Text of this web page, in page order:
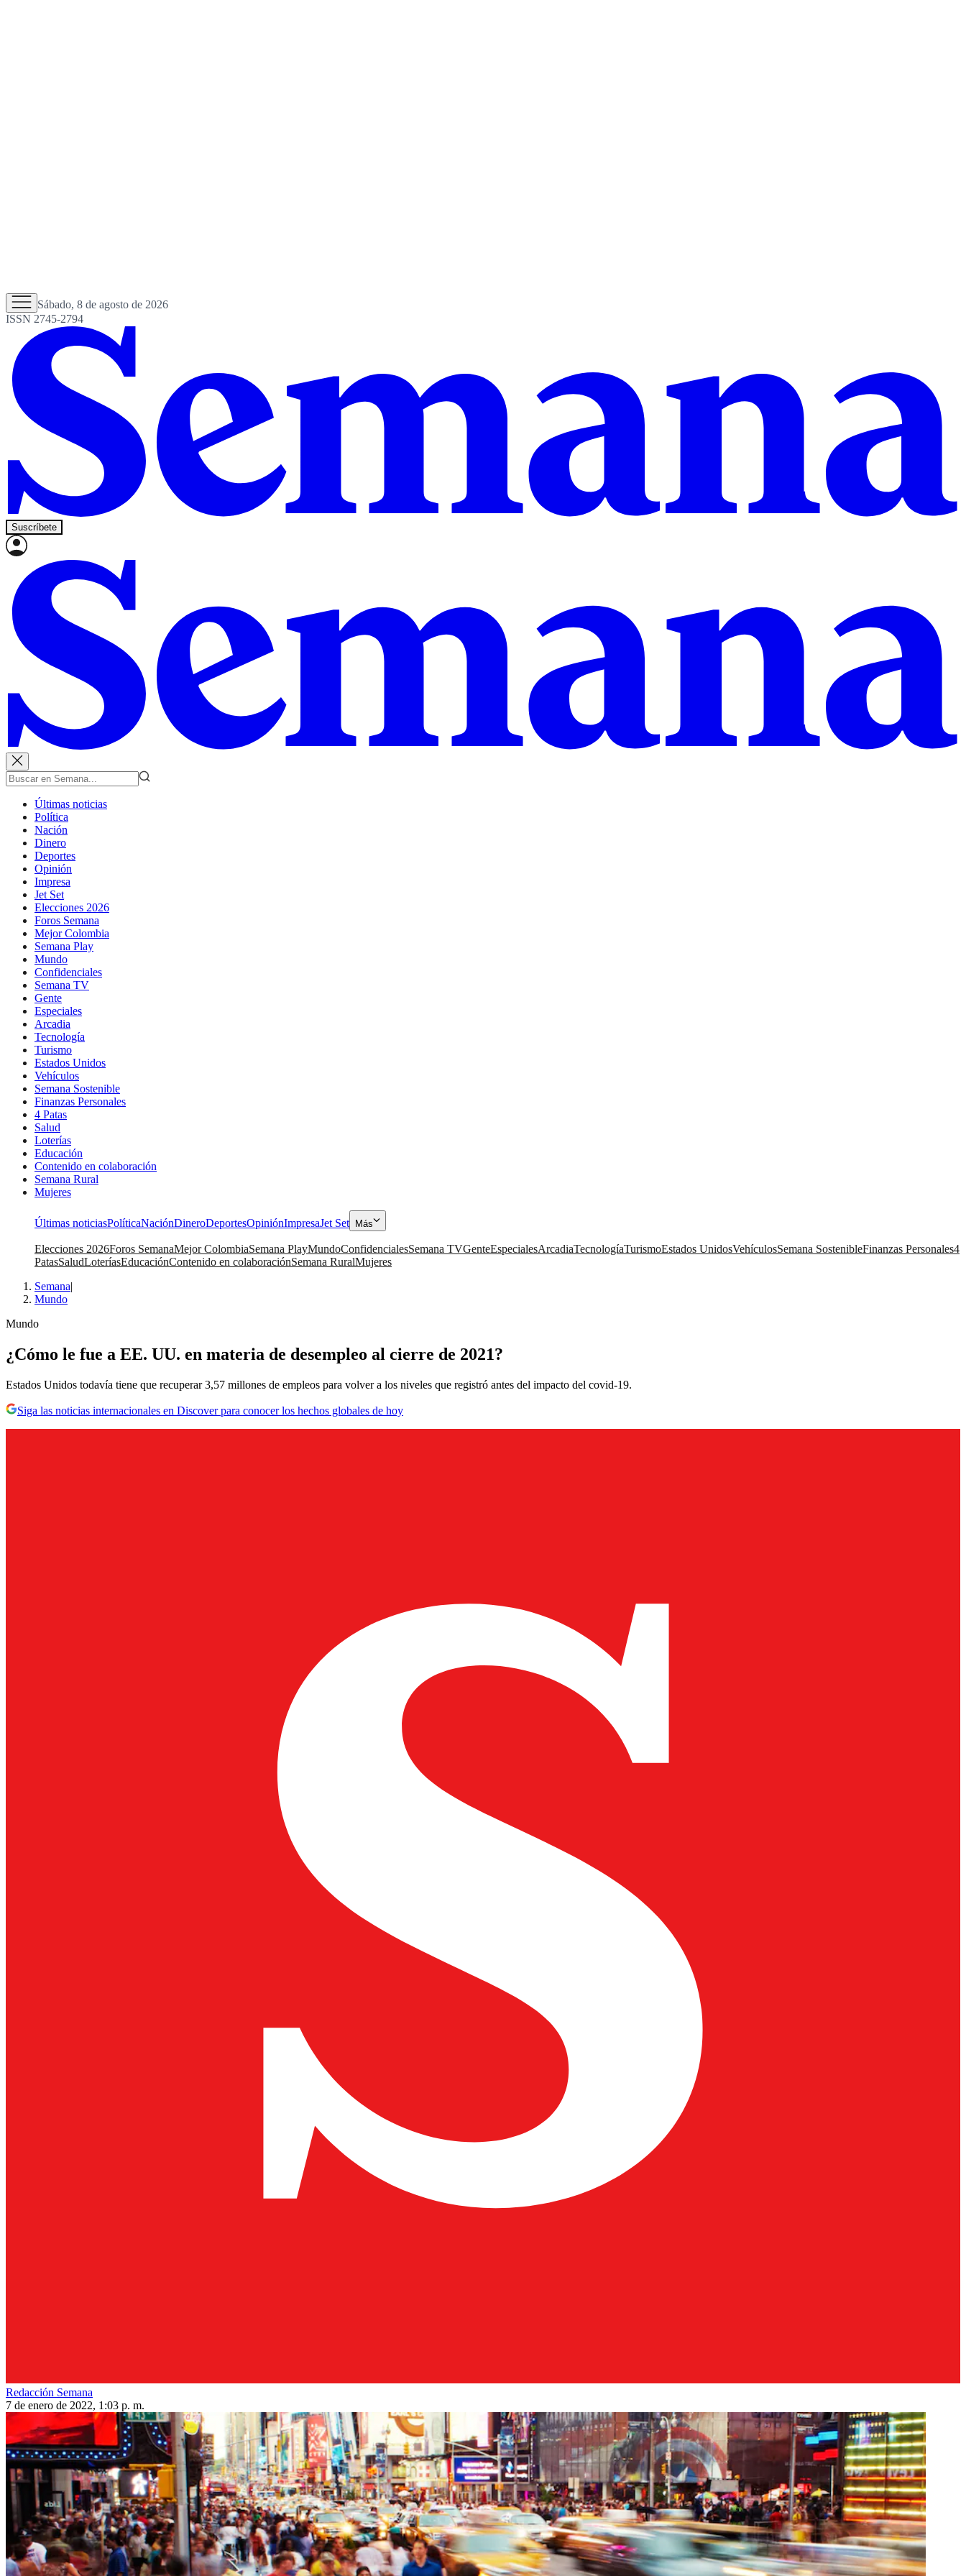
Sábado, 8 de agosto de 2026
ISSN 2745-2794
Suscríbete
Últimas noticias
Política
Nación
Dinero
Deportes
Opinión
Impresa
Jet Set
Elecciones 2026
Foros Semana
Mejor Colombia
Semana Play
Mundo
Confidenciales
Semana TV
Gente
Especiales
Arcadia
Tecnología
Turismo
Estados Unidos
Vehículos
Semana Sostenible
Finanzas Personales
4 Patas
Salud
Loterías
Educación
Contenido en colaboración
Semana Rural
Mujeres
Últimas noticiasPolíticaNaciónDineroDeportesOpiniónImpresaJet Set Más
Elecciones 2026Foros SemanaMejor ColombiaSemana PlayMundoConfidencialesSemana TVGenteEspecialesArcadiaTecnologíaTurismoEstados UnidosVehículosSemana SostenibleFinanzas Personales4
PatasSaludLoteríasEducaciónContenido en colaboraciónSemana RuralMujeres
Semana|
Mundo
Mundo
¿Cómo le fue a EE. UU. en materia de desempleo al cierre de 2021?
Estados Unidos todavía tiene que recuperar 3,57 millones de empleos para volver a los niveles que registró antes del impacto del covid-19.
Siga las noticias internacionales en Discover para conocer los hechos globales de hoy
Redacción Semana
7 de enero de 2022, 1:03 p. m.